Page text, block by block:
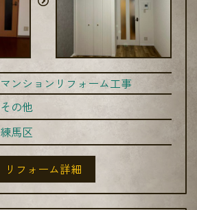
マンションリフォーム工事
その他
練馬区
リフォーム詳細